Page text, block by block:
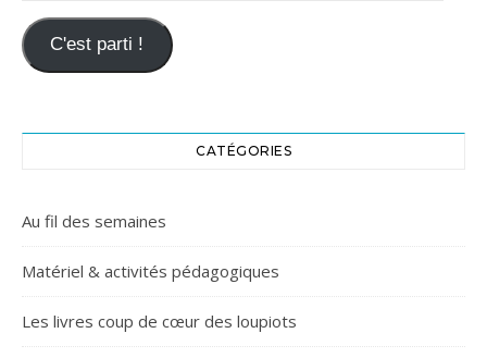
C'est parti !
CATÉGORIES
Au fil des semaines
Matériel & activités pédagogiques
Les livres coup de cœur des loupiots